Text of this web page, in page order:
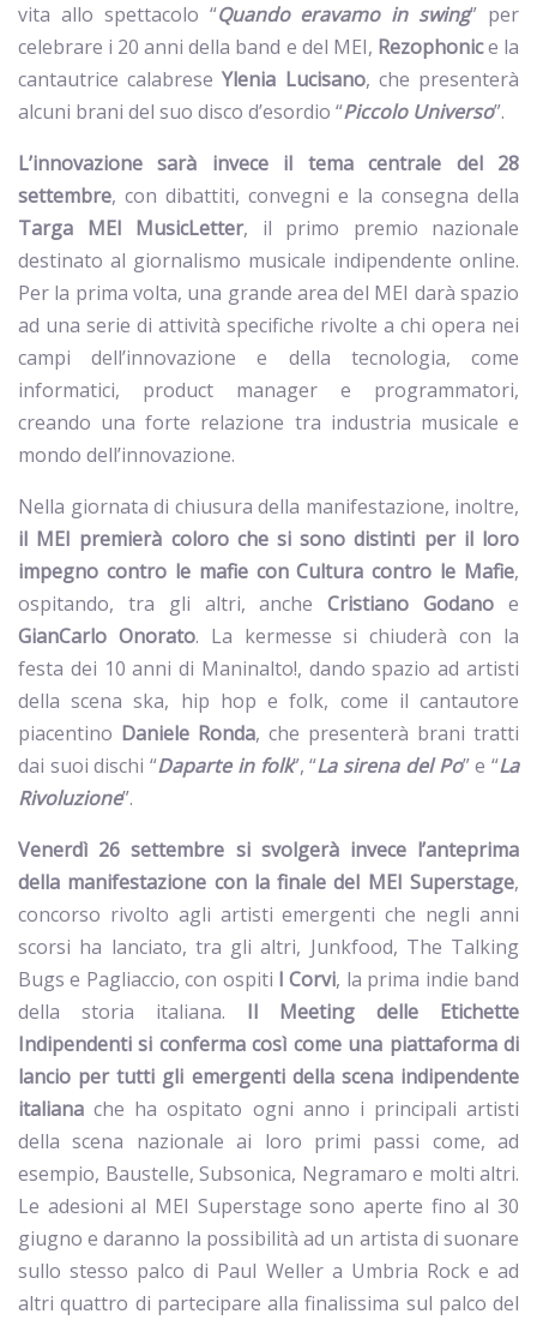
vita allo spettacolo “Quando eravamo in swing” per
celebrare i 20 anni della band e del MEI, Rezophonice la
cantautrice calabreseYlenia Lucisano, che presenterà
alcuni brani del suo disco d’esordio “Piccolo Universo”.
L’innovazione sarà invece il tema centrale del 28
settembre, con dibattiti, convegni e la consegna della
Targa MEI MusicLetter, il primo premio nazionale
destinato al giornalismo musicale indipendente online.
Per la prima volta, una grande area del MEI darà spazio
ad una serie di attività specifiche rivolte a chi opera nei
campi dell’innovazione e della tecnologia, come
informatici, product manager e programmatori,
creando una forte relazione tra industria musicale e
mondo dell’innovazione.
Nella giornata di chiusura della manifestazione, inoltre,
il MEI premierà coloro che si sono distinti per il loro
impegno contro le mafie con Cultura contro le Mafie,
ospitando, tra gli altri, ancheCristiano Godano e
GianCarlo Onorato. La kermesse si chiuderà con la
festa dei 10 anni di Maninalto!, dando spazio ad artisti
della scena ska, hip hop e folk, come il cantautore
piacentino Daniele Ronda, che presenterà brani tratti
dai suoi dischi “Daparte in folk”, “La sirena del Po” e “La
Rivoluzione”.
Venerdì 26 settembre si svolgerà invece l’anteprima
della manifestazione con la finale del MEI Superstage,
concorso rivolto agli artisti emergenti che negli anni
scorsi ha lanciato, tra gli altri, Junkfood, The Talking
Bugs e Pagliaccio, con ospiti I Corvi, la prima indie band
della storia italiana. Il Meeting delle Etichette
Indipendenti si conferma così come una piattaforma di
lancio per tutti gli emergenti della scena indipendente
italiana che ha ospitato ogni anno i principali artisti
della scena nazionale ai loro primi passi come, ad
esempio, Baustelle, Subsonica, Negramaro e molti altri.
Le adesioni al MEI Superstage sono aperte fino al 30
giugno e daranno la possibilità ad un artista di suonare
sullo stesso palco di Paul Weller a Umbria Rock e ad
altri quattro di partecipare alla finalissima sul palco del